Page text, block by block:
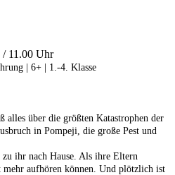
11.00 Uhr
| 6+ | 1.-4. Klasse
alles über die größten Katastrophen der
in Pompeji, die große Pest und
ihr nach Hause. Als ihre Eltern
mehr aufhören können. Und plötzlich ist